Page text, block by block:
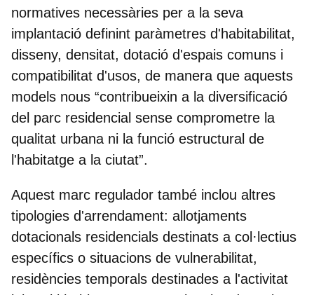
normatives necessàries per a la seva
implantació definint paràmetres d'habitabilitat,
disseny, densitat, dotació d'espais comuns i
compatibilitat d'usos, de manera que aquests
models nous “contribueixin a la diversificació
del parc residencial sense comprometre la
qualitat urbana ni la funció estructural de
l'habitatge a la ciutat”.
Aquest marc regulador també inclou altres
tipologies d'arrendament: allotjaments
dotacionals residencials destinats a col·lectius
específics o situacions de vulnerabilitat,
residències temporals destinades a l'activitat